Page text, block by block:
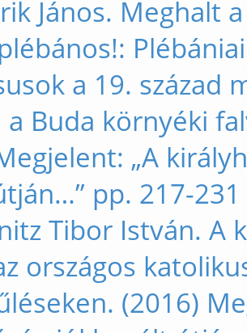
János. Meghalt
Plébániai
a 19. század
Buda környéki
„A
pp. 217-231
Tibor István. A
országos
(2016)